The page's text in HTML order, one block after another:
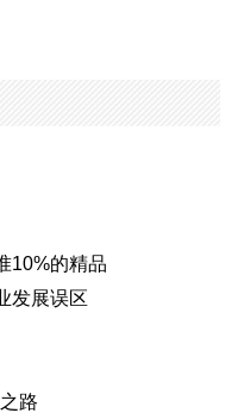
10%的精品
发展误区
路